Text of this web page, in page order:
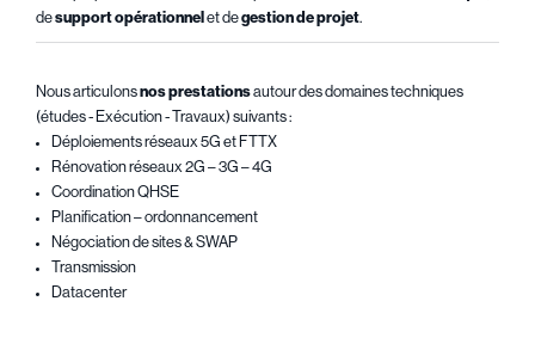
desupport opérationnelet degestion de projet.
Nous articulonsnos prestationsautour des domaines techniques
(études - Exécution - Travaux) suivants :
Déploiements réseaux 5G et FTTX
Rénovation réseaux 2G – 3G – 4G
Coordination QHSE
Planification – ordonnancement
Négociation de sites & SWAP
Transmission
Datacenter